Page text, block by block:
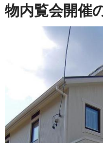
物内覧会開催